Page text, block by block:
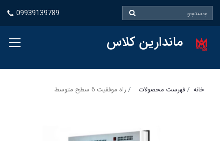
09939139789
ماندارین کلاس
خانه فهرست محصولات راه موفقیت 6 سطح متوسط